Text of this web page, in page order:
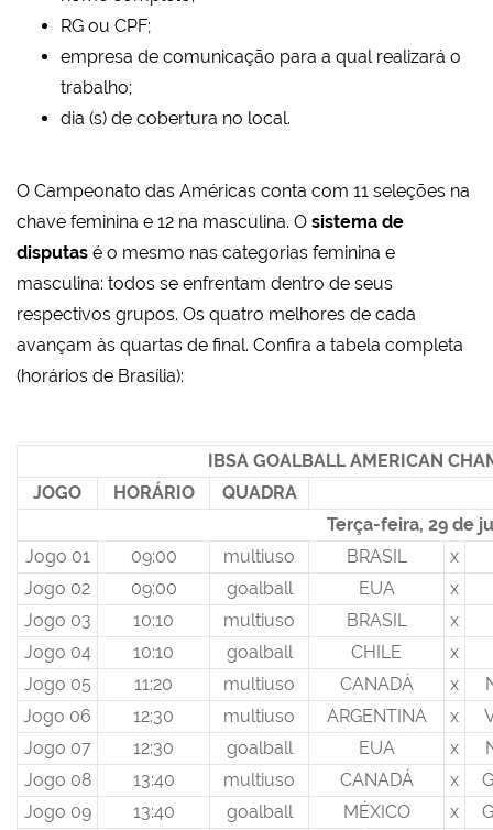
RG ou CPF;
empresa de comunicação para a qual realizará o
trabalho;
dia (s) de cobertura no local.
O Campeonato das Américas conta com 11 seleções na
chave feminina e 12 na masculina. O sistema de
disputas é o mesmo nas categorias feminina e
masculina: todos se enfrentam dentro de seus
respectivos grupos. Os quatro melhores de cada
avançam às quartas de final. Confira a tabela completa
(horários de Brasília):
IBSA GOALBALL AMERICAN
JOGO
HORÁRIO
QUADRA
Terça-feira, 29 de
Jogo 01
09:00 multiuso BRASIL
x
Jogo 02
09:00 goalball EUA
x
Jogo 03
10:10 multiuso BRASIL
x
Jogo 04
10:10 goalball CHILE
x
Jogo 05
11:20 multiuso CANADÁ x
Jogo 06
12:30 multiuso ARGENTINA x
Jogo 07
12:30 goalball EUA x
Jogo 08
13:40 multiuso CANADÁ x
Jogo 09
13:40 goalball MÉXICO x